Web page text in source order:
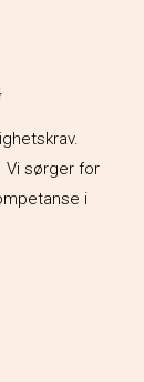
sørger for
i